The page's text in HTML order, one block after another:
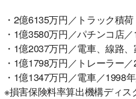
・2億6135万円／トラック積
・1億3580万円／パチンコ店
・1億2037万円／電車、線路
・1億1798万円／トレーラー
・1億1347万円／電車／1998
※損害保険料率算出機構ディ